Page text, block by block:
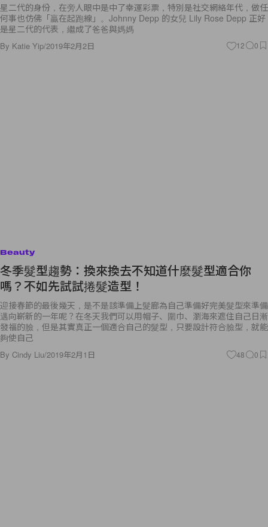
星二代的身份，在旁人眼中是中了幸運彩票，特別是社交網絡年代，做任
何事也仿佛「贏在起跑線」。Johnny Depp 的女兒 Lily Rose Depp 正好
是星二代的代表，繼成了爸爸與媽媽
By Katie Yip/2019年2月2日 12 0
Beauty
冬季髮型趨勢：換來換去不知道什麼髮型適合你
嗎？不如先試試捲髮造型！
迎接春節的最後幾天，是不是該準備上髮廊為自己準備好完美髮型來準備
邁向嶄新的一年呢？在冬天我們可以用帽子、圍巾、瀏海來遮住自己日漸
發福的臉，但是其實真正一個適合自己的髮型，只要設計符合臉型，就能
夠使自己
By Cindy Liu/2019年2月1日 48 0